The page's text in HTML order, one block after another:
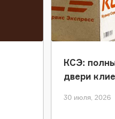
КСЭ:
двери
30 июля, 2026